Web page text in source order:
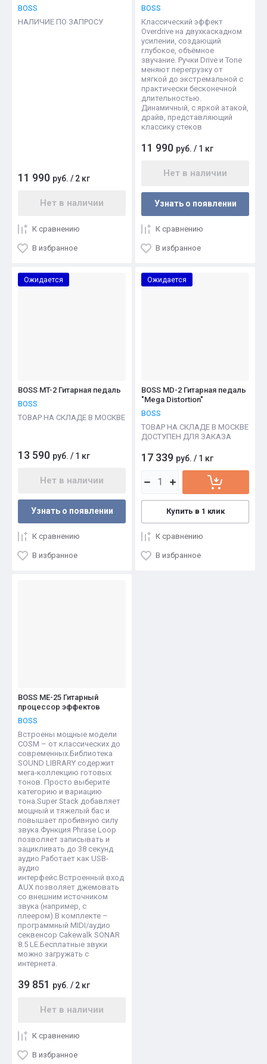
BOSS
НАЛИЧИЕ ПО ЗАПРОСУ
11 990 руб. / 2 кг
Нет в наличии
К сравнению
В избранное
BOSS
Классический эффект
Overdrive на двухкаскадном
усилении, создающий
глубокое, объёмное
звучание. Ручки Drive и Tone
меняют перегрузку от
мягкой до экстремальной с
практически бесконечной
длительностью.
Динамичный, с яркой атакой,
драйв, представляющий
классику стеков
11 990 руб. / 1 кг
Нет в наличии
Узнать о появлении
К сравнению
В избранное
Ожидается
BOSS MT-2 Гитарная педаль
BOSS
ТОВАР НА СКЛАДЕ В МОСКВЕ
13 590 руб. / 1 кг
Нет в наличии
Узнать о появлении
К сравнению
В избранное
Ожидается
BOSS MD-2 Гитарная педаль
"Mega Distortion"
BOSS
ТОВАР НА СКЛАДЕ В МОСКВЕ
ДОСТУПЕН ДЛЯ ЗАКАЗА
17 339 руб. / 1 кг
Купить в 1 клик
К сравнению
В избранное
BOSS ME-25 Гитарный
процессор эффектов
BOSS
Встроены мощные модели
COSM – от классических до
современных.Библиотека
SOUND LIBRARY содержит
мега-коллекцию готовых
тонов. Просто выберите
категорию и вариацию
тона.Super Stack добавляет
мощный и тяжелый бас и
повышает пробивную силу
звука.Функция Phrase Loop
позволяет записывать и
зацикливать до 38 секунд
аудио.Работает как USB-
аудио
интерфейс.Встроенный вход
AUX позволяет джемовать
со внешним источником
звука (например, с
плеером).В комплекте –
программный MIDI/аудио
секвенсор Cakewalk SONAR
8.5 LE.Бесплатные звуки
можно загружать с
интернета.
39 851 руб. / 2 кг
Нет в наличии
К сравнению
В избранное